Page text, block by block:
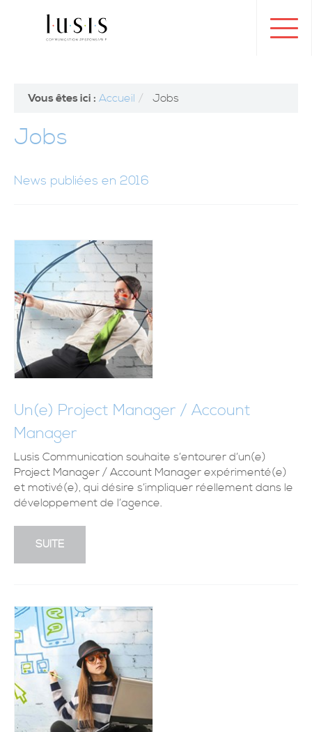
Vous êtes ici : Accueil Jobs
Jobs
News publiées en 2016
Un(e) Project Manager / Account
Manager
Lusis Communication souhaite s’entourer d’un(e)
Project Manager / Account Manager expérimenté(e)
et motivé(e), qui désire s’impliquer réellement dans le
développement de l’agence.
SUITE